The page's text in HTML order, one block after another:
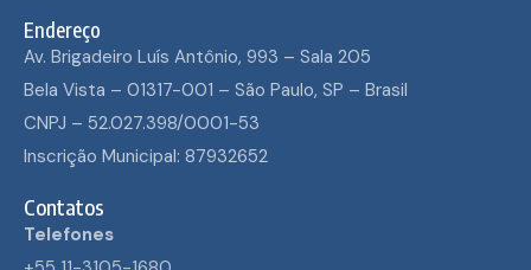
Endereço
Av. Brigadeiro Luís Antônio, 993 – Sala 205
Bela Vista – 01317-001 – São Paulo, SP – Brasil
CNPJ – 52.027.398/0001-53
Inscrição Municipal: 87932652
Contatos
Telefones